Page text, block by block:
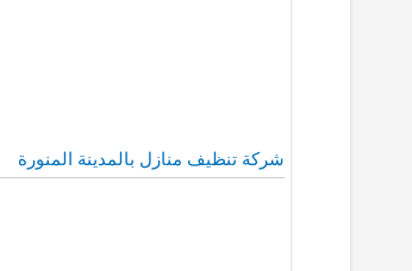
شركة تنظيف منازل بالمدينة المنورة